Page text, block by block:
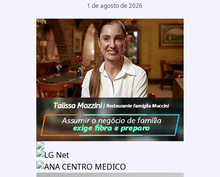
1 de agosto de 2026